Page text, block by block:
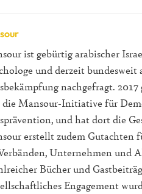
ist gebürtig arabischer
und derzeit bundesweit
nachgefragt.
die Mansour-Initiative für
und hat dort die
erstellt zudem Gutachten
Unternehmen und
Bücher und
Engagement